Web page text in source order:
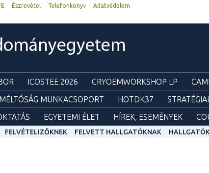
Észrevétel Telefonkönyv
Adatvédelem
ICOSTEE 2026 CRYOEMWORKSHOP LP
MUNKACSOPORT HOTDK37
EGYETEMI ÉLET HÍREK, ESEMÉNYEK
FELVÉTELIZŐKNEK FELVETT HALLGATÓKNAK